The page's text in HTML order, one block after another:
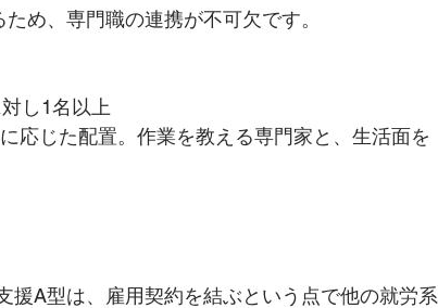
め、専門職の連携が不可欠です。
し1名以上
応じた配置。作業を教える専門家と、生活面を
援A型は、雇用契約を結ぶという点で他の就労系